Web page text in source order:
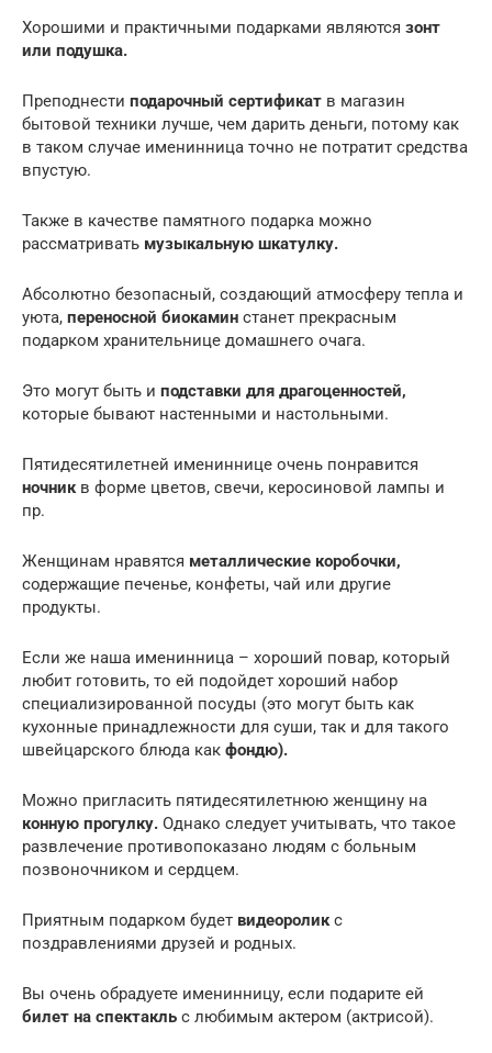
Хорошими и практичными подарками являются зонт
или подушка.
Преподнести подарочный сертификат в магазин
бытовой техники лучше, чем дарить деньги, потому как
в таком случае именинница точно не потратит средства
впустую.
Также в качестве памятного подарка можно
рассматривать музыкальную шкатулку.
Абсолютно безопасный, создающий атмосферу тепла и
уюта, переносной биокамин станет прекрасным
подарком хранительнице домашнего очага.
Это могут быть и подставки для драгоценностей,
которые бывают настенными и настольными.
Пятидесятилетней имениннице очень понравится
ночникв форме цветов, свечи, керосиновой лампы и
пр.
Женщинам нравятся металлические коробочки,
содержащие печенье, конфеты, чай или другие
продукты.
Если же наша именинница – хороший повар, который
любит готовить, то ей подойдет хороший набор
специализированной посуды (это могут быть как
кухонные принадлежности для суши, так и для такого
швейцарского блюда как фондю).
Можно пригласить пятидесятилетнюю женщину на
конную прогулку. Однако следует учитывать, что такое
развлечение противопоказано людям с больным
позвоночником и сердцем.
Приятным подарком будет видеороликс
поздравлениями друзей и родных.
Вы очень обрадуете именинницу, если подарите ей
билет на спектакль с любимым актером (актрисой).